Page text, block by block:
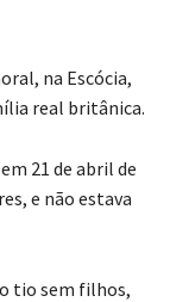
na Escócia,
real britânica.
21 de abril de
e não estava
tio sem filhos,